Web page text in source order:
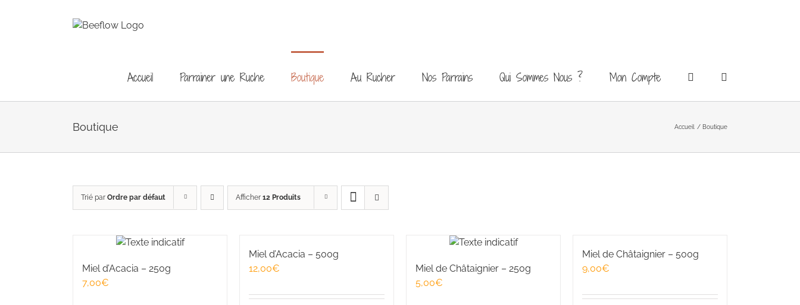
Accueil Parrainer une Ruche Boutique Au Rucher Nos Parrains Qui Sommes Nous ? Mon Compte
Boutique Accueil Boutique
Trié par Ordre par défaut Afficher 12 Produits
Miel d’Acacia – 250g
7,00€
Miel d’Acacia – 500g
12,00€
Miel de Châtaignier – 250g
5,00€
Miel de Châtaignier – 500g
9,00€